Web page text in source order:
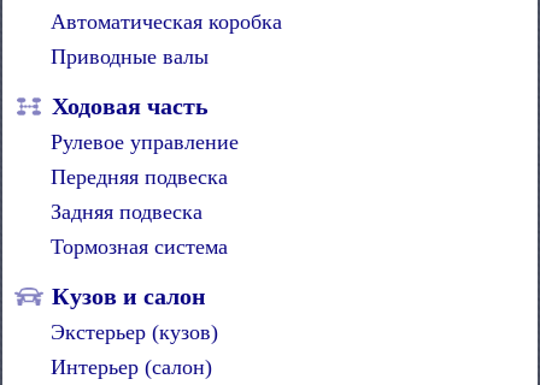
Автоматическая коробка
Приводные валы
Ходовая часть
Рулевое управление
Передняя подвеска
Задняя подвеска
Тормозная система
Кузов и салон
Экстерьер (кузов)
Интерьер (салон)